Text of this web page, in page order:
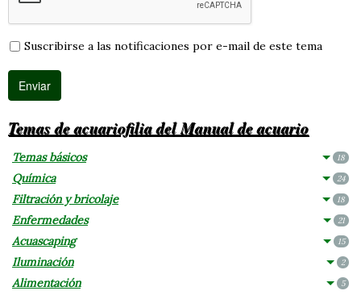
Suscribirse a las notificaciones por e-mail de este tema
Temas de acuariofilia del Manual de acuario
Temas básicos 18
Química 24
Filtración y bricolaje 18
Enfermedades 21
Acuascaping 15
Iluminación 2
Alimentación 5